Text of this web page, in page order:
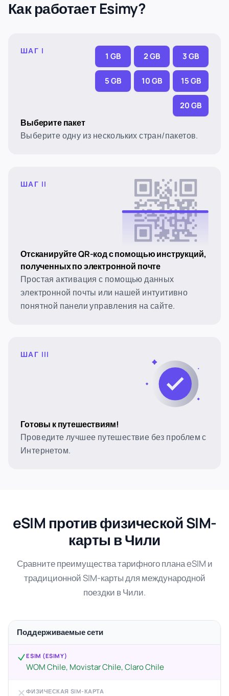
Как работает Esimy?
ШАГ I
1 GB 2 GB 3 GB
5 GB 10 GB 15 GB
20 GB
Выберите пакет
Выберите одну из нескольких стран/пакетов.
ШАГ II
Отсканируйте QR-код с помощью инструкций,
полученных по электронной почте
Простая активация с помощью данных
электронной почты или нашей интуитивно
понятной панели управления на сайте.
ШАГ III
Готовы к путешествиям!
Проведите лучшее путешествие без проблем с
Интернетом.
eSIM против физической SIM-
карты в Чили
Сравните преимущества тарифного плана eSIM и
традиционной SIM-карты для международной
поездки в Чили.
Поддерживаемые сети
ESIM (ESIMY)
WOM Chile, Movistar Chile, Claro Chile
ФИЗИЧЕСКАЯ SIM-КАРТА